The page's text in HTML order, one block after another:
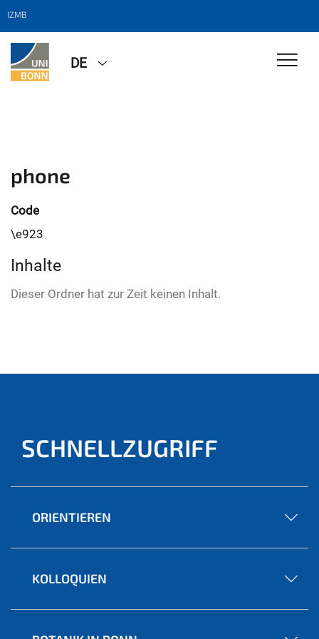
IZMB
DE
phone
Code
\e923
Inhalte
Dieser Ordner hat zur Zeit keinen Inhalt.
SCHNELLZUGRIFF
ORIENTIEREN
KOLLOQUIEN